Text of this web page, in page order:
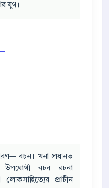
যুগ।
বচন। খনা প্রধানত
উপযোগী বচন রচনা
প্রাচীন